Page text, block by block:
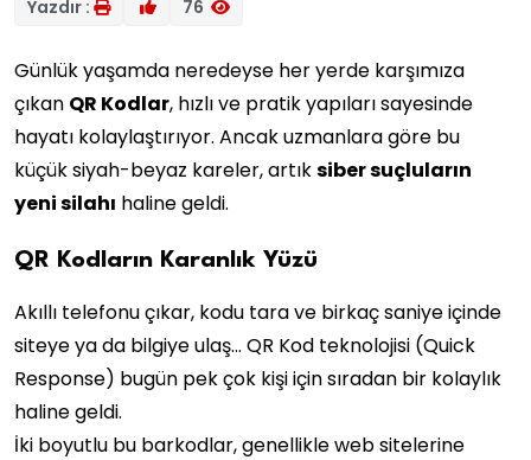
Yazdır : 76
Günlük yaşamda neredeyse her yerde karşımıza
çıkan QR Kodlar, hızlı ve pratik yapıları sayesinde
hayatı kolaylaştırıyor. Ancak uzmanlara göre bu
küçük siyah-beyaz kareler, artıksiber suçluların
yeni silahı haline geldi.
QR Kodların Karanlık Yüzü
Akıllı telefonu çıkar, kodu tara ve birkaç saniye içinde
siteye ya da bilgiye ulaş… QR Kod teknolojisi (Quick
Response) bugün pek çok kişi için sıradan bir kolaylık
haline geldi.
İki boyutlu bu barkodlar, genellikle web sitelerine